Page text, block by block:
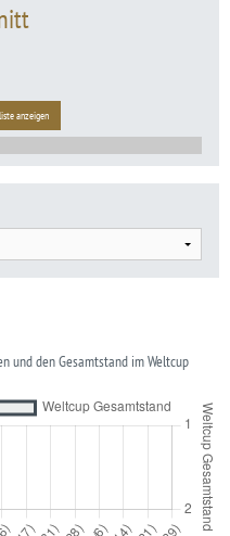
anzeigen
und den Gesamtstand im Weltcup